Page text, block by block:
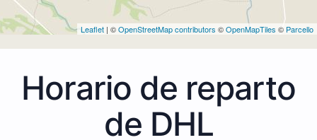
Leaflet | ©OpenStreetMap contributors ©OpenMapTiles © Parcello
Horario de reparto
de DHL